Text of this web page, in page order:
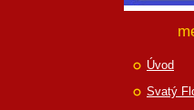
Úvod
Svatý